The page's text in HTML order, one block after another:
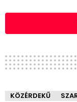
KÖZÉRDEKŰ